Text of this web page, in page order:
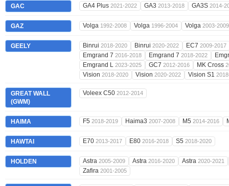
GAC GA4 Plus 2021-2022 GA3 2013-2018 GA3S 2014-
GAZ Volga 1992-2008 Volga 1996-2004 Volga 2003-2009
GEELY Binrui 2018-2020 Binrui 2020-2022 EC7 2009-2017
Emgrand 7 2016-2018 Emgrand 7 2018-2022
Emgrand L 2023-2025 GC7 2012-2016 MK Cross
Vision 2018-2020 Vision 2020-2022 Vision S1
GREAT WALL
(GWM)
Voleex C50 2012-2014
HAIMA F5 2018-2019 Haima3 2007-2008 M5 2014-2016
HAWTAI E70 2013-2017 E80 2016-2018 S5 2018-2020
HOLDEN Astra 2005-2009 Astra 2016-2020 Astra 2020-2021
Zafira 2001-2005